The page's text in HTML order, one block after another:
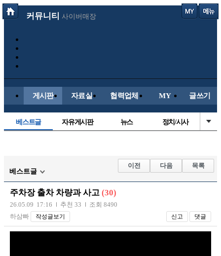
커뮤니티 사이버매장
게시판 자료실 협력업체 MY 글쓰기
베스트글 자유게시판 뉴스 정치/시사
해외축구
국내축구
베스트글
이전 다음 목록
주차장 출차 차량과 사고 (30)
26.05.09 17:16 추천 33
조회 8490
하삼빠
작성글보기 신고 댓글